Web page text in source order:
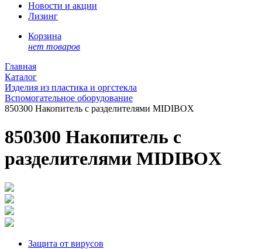
Новости и акции
Лизинг
Корзина
нет товаров
Главная
Каталог
Изделия из пластика и оргстекла
Вспомогательное оборудование
850300 Накопитель с разделителями MIDIBOX
850300 Накопитель с
разделителями MIDIBOX
Защита от вирусов